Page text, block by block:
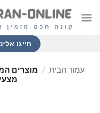
חייגו אלינו - 058-
עמוד הבית / מוצרים
מצעים